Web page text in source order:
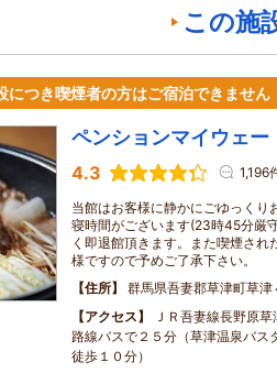
この施
につき喫煙者の方はご宿泊できません
ペンションマイウェー
4.3 1,196
当館はお客様に静かにごゆっくり
寝時間がございます(23時45分厳
く即退館頂きます。また喫煙さ
様ですので予めご了承下さい。
住所
群馬県吾妻郡草津町草
アクセス
ＪＲ吾妻線長野原
路線バスで２５分（草津温泉バス
徒歩１０分）